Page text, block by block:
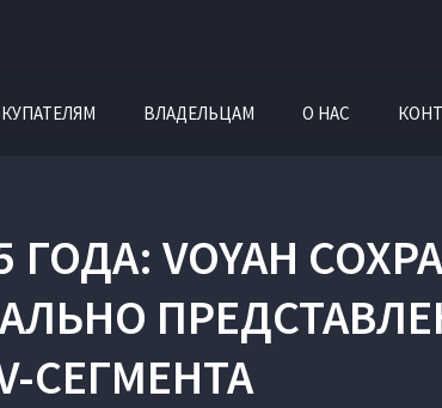
ВЛАДЕЛЬЦАМ О НАС
VOYAH
СЕГМЕНТА